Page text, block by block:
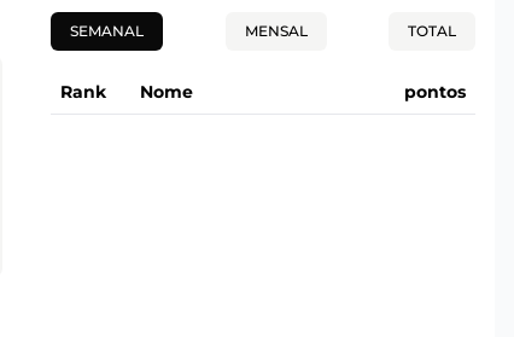
SEMANAL MENSAL TOTAL
Rank Nome pontos